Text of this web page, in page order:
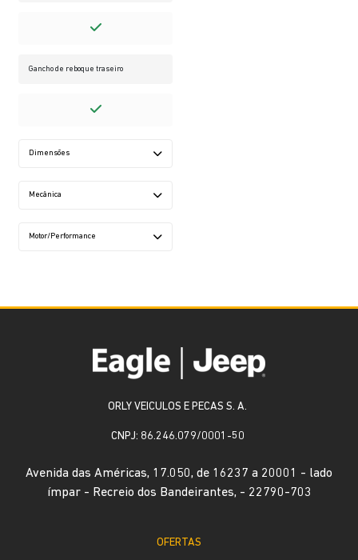
Gancho de reboque traseiro
Dimensões
Mecânica
Motor/Performance
ORLY VEICULOS E PECAS S. A.
CNPJ: 86.246.079/0001-50
Avenida das Américas, 17.050, de 16237 a 20001 - lado
ímpar - Recreio dos Bandeirantes, - 22790-703
OFERTAS